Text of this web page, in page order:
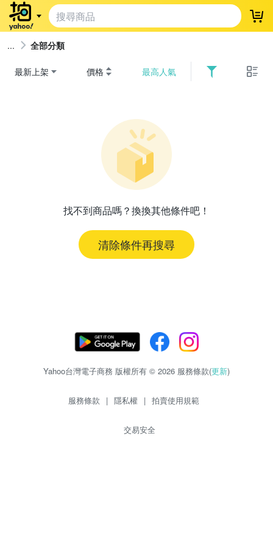
登
全部分類
最新上架 價格 最高人氣
找不到商品嗎？換換其他條件吧！
清除條件再搜尋
Yahoo台灣電子商務 版權所有 © 2026 服務條款(更新)
服務條款 | 隱私權 | 拍賣使用規範
交易安全